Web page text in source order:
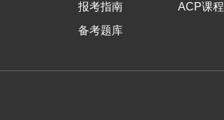
报考指南
ACP课程
备考题库